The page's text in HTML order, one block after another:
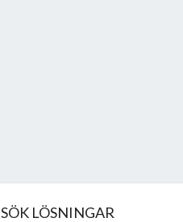
SÖK LÖSNINGAR